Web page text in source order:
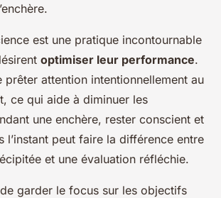
est une pratique incontournable
optimiser leur performance.
prêter attention intentionnellement au
ce qui aide à diminuer les
une enchère, rester conscient et
l’instant peut faire la différence entre
et une évaluation réfléchie.
garder le focus sur les objectifs